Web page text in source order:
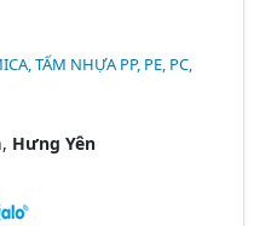
TẤM NHỰA PP, PE, PC,
Hưng Yên